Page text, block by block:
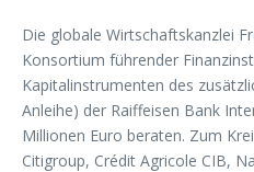
Die globale Wirtschaftskanzlei
Konsortium führender
Kapitalinstrumenten des
Anleihe) der Raiffeisen Bank
Millionen Euro beraten. Zum
Citigroup, Crédit Agricole CIB,